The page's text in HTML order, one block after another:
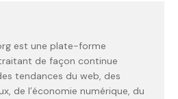
est une plate-forme
de façon continue
tendances du web, des
de l’économie numérique, du